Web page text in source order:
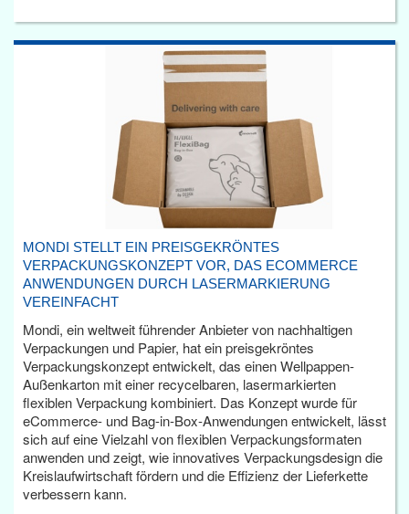
MONDI STELLT EIN PREISGEKRÖNTES
VERPACKUNGSKONZEPT VOR, DAS ECOMMERCE
ANWENDUNGEN DURCH LASERMARKIERUNG
VEREINFACHT
Mondi, ein weltweit führender Anbieter von nachhaltigen
Verpackungen und Papier, hat ein preisgekröntes
Verpackungskonzept entwickelt, das einen Wellpappen-
Außenkarton mit einer recycelbaren, lasermarkierten
flexiblen Verpackung kombiniert. Das Konzept wurde für
eCommerce- und Bag-in-Box-Anwendungen entwickelt, lässt
sich auf eine Vielzahl von flexiblen Verpackungsformaten
anwenden und zeigt, wie innovatives Verpackungsdesign die
Kreislaufwirtschaft fördern und die Effizienz der Lieferkette
verbessern kann.